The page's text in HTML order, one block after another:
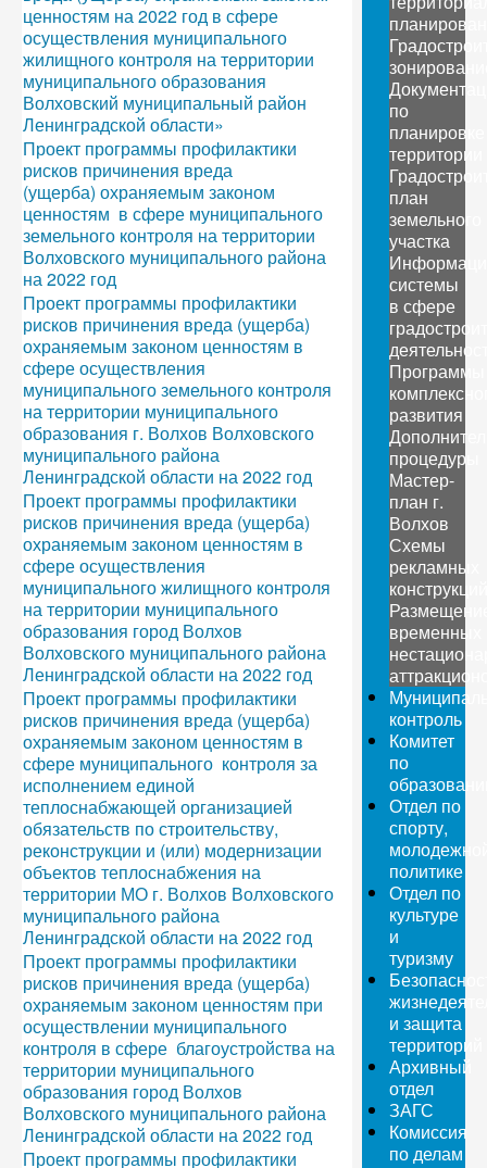
ценностям на 2022 год в сфере
осуществления муниципального
жилищного контроля на территории
муниципального образования
Волховский муниципальный район
Ленинградской области»
Проект программы профилактики
рисков причинения вреда
(ущерба) охраняемым законом
ценностям в сфере муниципального
земельного контроля на территории
Волховского муниципального района
на 2022 год
Проект программы профилактики
рисков причинения вреда (ущерба)
охраняемым законом ценностям в
сфере осуществления
муниципального земельного контроля
на территории муниципального
образования г. Волхов Волховского
муниципального района
Ленинградской области на 2022 год
Проект программы профилактики
рисков причинения вреда (ущерба)
охраняемым законом ценностям в
сфере осуществления
муниципального жилищного контроля
на территории муниципального
образования город Волхов
Волховского муниципального района
Ленинградской области на 2022 год
Проект программы профилактики
рисков причинения вреда (ущерба)
охраняемым законом ценностям в
сфере муниципального контроля за
исполнением единой
теплоснабжающей организацией
обязательств по строительству,
реконструкции и (или) модернизации
объектов теплоснабжения на
территории МО г. Волхов Волховского
муниципального района
Ленинградской области на 2022 год
Проект программы профилактики
рисков причинения вреда (ущерба)
охраняемым законом ценностям при
осуществлении муниципального
контроля в сфере благоустройства на
территории муниципального
образования город Волхов
Волховского муниципального района
Ленинградской области на 2022 год
Проект программы профилактики
по
планировке
территории
план
земельного
участка
системы
в сфере
Программы
развития
процедуры
Мастер-
план г.
Волхов
Схемы
рекламных
конструкций
временных
контроль
Комитет
по
Отдел по
спорту,
политике
Отдел по
культуре
и
туризму
и защита
территорий
Архивный
отдел
ЗАГС
Комиссия
по делам